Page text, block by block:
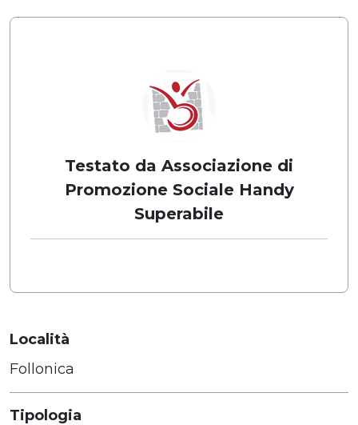
Testato da Associazione di
Promozione Sociale Handy
Superabile
Località
Follonica
Tipologia